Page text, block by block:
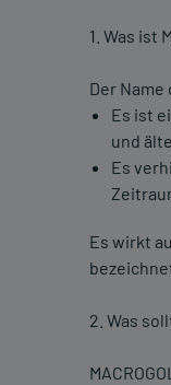
1. Was ist
Der Name
Es ist
und
Es
Es wirkt
2. Was